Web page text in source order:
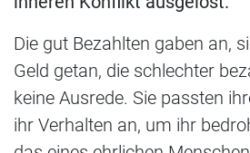
Die gut Bezahlten gaben an,
Geld getan, die schlechter
keine Ausrede. Sie passten
ihr Verhalten an, um ihr